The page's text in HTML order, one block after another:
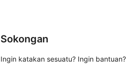
Sokongan
Ingin katakan sesuatu? Ingin bantuan?